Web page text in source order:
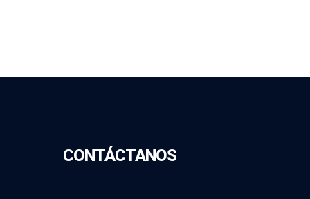
CONTÁCTANOS